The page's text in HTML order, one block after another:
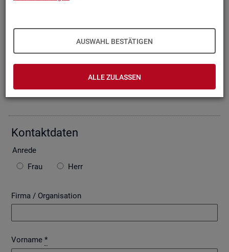
AUSWAHL BESTÄTIGEN
ALLE ZULASSEN
ten wir Ihre An­fra­ge per E-Mail, so­fern Sie damit ein­ver­stan­
den sind. Bitte be­ach­ten Sie auch die unten ste­hen­den Hin­
wei­se zu ggf. ent­ste­hen­den Kos­ten.
Die mit * ge­kenn­zeich­ne­ten Fel­der sind Pflicht­fel­der.
Kon­takt­da­ten
An­re­de
Frau
Herr
Firma / Organisation
Vorname *